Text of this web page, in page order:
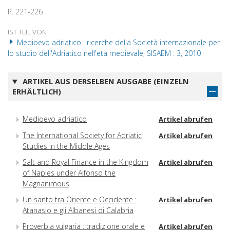
P. 221-226
IST TEIL VON
Medioevo adriatico : ricerche della Società internazionale per
lo studio dell'Adriatico nell'età medievale, SISAEM : 3, 2010
ARTIKEL AUS DERSELBEN AUSGABE (EINZELN
ERHÄLTLICH)
Medioevo adriatico Artikel abrufen
The International Society for Adriatic
Studies in the Middle Ages
Artikel abrufen
Salt and Royal Finance in the Kingdom
of Naples under Alfonso the
Magnanimous
Artikel abrufen
Un santo tra Oriente e Occidente :
Atanasio e gli Albanesi di Calabria
Artikel abrufen
Proverbia vulgaria : tradizione orale e Artikel abrufen